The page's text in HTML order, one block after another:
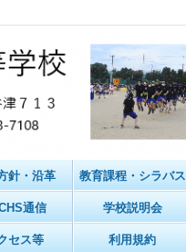
針・沿革 教育課程・シラバス
通信 学校説明会
セス等 利用規約